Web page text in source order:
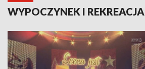
WYPOCZYNEK I REKREACJA